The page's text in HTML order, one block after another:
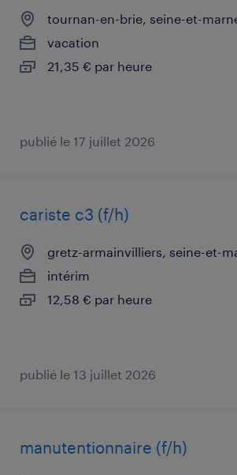
tournan-en-brie, seine-et-
vacation
21,35 € par heure
publié le 17 juillet 2026
cariste c3 (f/h)
gretz-armainvilliers, seine-et-
intérim
12,58 € par heure
publié le 13 juillet 2026
manutentionnaire (f/h)